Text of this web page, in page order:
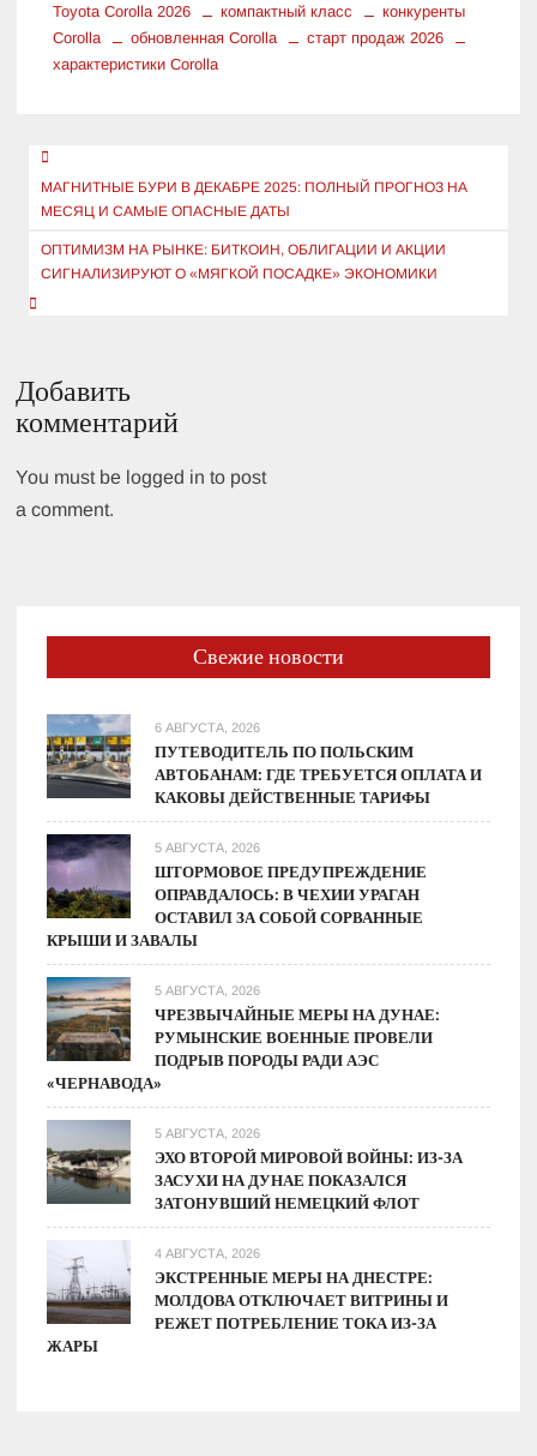
Toyota Corolla 2026 компактный класс
конкуренты
Corolla
обновленная Corolla
старт продаж 2026
характеристики Corolla
Навигация
по
записям
МАГНИТНЫЕ БУРИ В ДЕКАБРЕ 2025: ПОЛНЫЙ ПРОГНОЗ НА
МЕСЯЦ И САМЫЕ ОПАСНЫЕ ДАТЫ
ОПТИМИЗМ НА РЫНКЕ: БИТКОИН, ОБЛИГАЦИИ И АКЦИИ
СИГНАЛИЗИРУЮТ О «МЯГКОЙ ПОСАДКЕ» ЭКОНОМИКИ
Добавить
комментарий
You must be logged in to post
a comment.
Свежие новости
6 АВГУСТА, 2026
ПУТЕВОДИТЕЛЬ ПО ПОЛЬСКИМ
АВТОБАНАМ: ГДЕ ТРЕБУЕТСЯ ОПЛАТА И
КАКОВЫ ДЕЙСТВЕННЫЕ ТАРИФЫ
5 АВГУСТА, 2026
ШТОРМОВОЕ ПРЕДУПРЕЖДЕНИЕ
ОПРАВДАЛОСЬ: В ЧЕХИИ УРАГАН
ОСТАВИЛ ЗА СОБОЙ СОРВАННЫЕ
КРЫШИ И ЗАВАЛЫ
5 АВГУСТА, 2026
ЧРЕЗВЫЧАЙНЫЕ МЕРЫ НА ДУНАЕ:
РУМЫНСКИЕ ВОЕННЫЕ ПРОВЕЛИ
ПОДРЫВ ПОРОДЫ РАДИ АЭС
«ЧЕРНАВОДА»
5 АВГУСТА, 2026
ЭХО ВТОРОЙ МИРОВОЙ ВОЙНЫ: ИЗ-ЗА
ЗАСУХИ НА ДУНАЕ ПОКАЗАЛСЯ
ЗАТОНУВШИЙ НЕМЕЦКИЙ ФЛОТ
4 АВГУСТА, 2026
ЭКСТРЕННЫЕ МЕРЫ НА ДНЕСТРЕ:
МОЛДОВА ОТКЛЮЧАЕТ ВИТРИНЫ И
РЕЖЕТ ПОТРЕБЛЕНИЕ ТОКА ИЗ-ЗА
ЖАРЫ